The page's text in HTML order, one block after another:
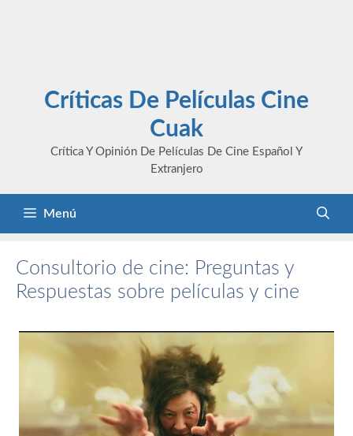
Críticas De Películas Cine
Cuak
Crítica Y Opinión De Películas De Cine Español Y
Extranjero
Menú
Consultorio de cine: Preguntas y
Respuestas sobre películas y cine